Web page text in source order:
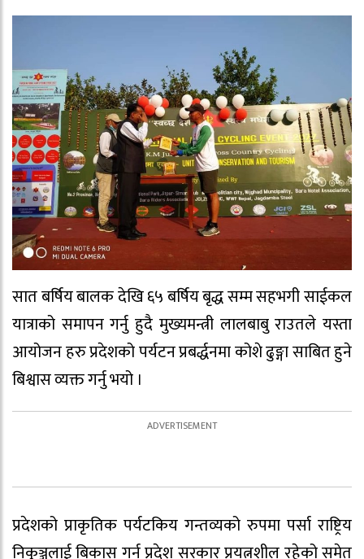
सात बर्षिय बालक देखि ६५ बर्षिय बृद्ध सम्म सहभगी साईकल
यात्राको समापन गर्नु हुदै मुख्यमन्त्री लालबाबु राउतले यस्ता
आयोजन हरु प्रदेशको पर्यटन प्रबर्द्धनमा कोशे ढुङ्गा साबित हुने
बिश्वास व्यक्त गर्नु भयो ।
प्रदेशको प्राकृतिक पर्यटकिय गन्तव्यको रुपमा पर्सा राष्ट्रिय
निकुञ्जलाई बिकास गर्न प्रदेश सरकार प्रयत्नशील रहेको समेत